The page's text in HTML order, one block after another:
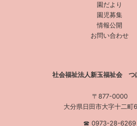
園だより
園児募集
情報公開
お問い合わせ
社会福祉法人新玉福祉会 つ
〒877-0000
大分県日田市大字十二
☎︎ 0973-28-6269